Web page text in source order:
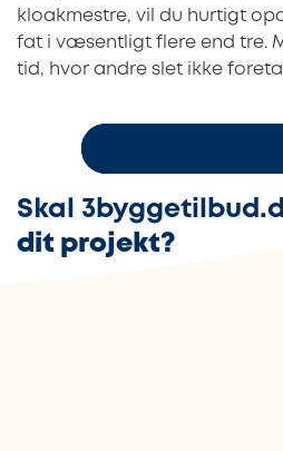
kloakmestre, vil du hurtigt
fat i væsentligt flere end tre.
tid, hvor andre slet ikke
Skal
dit projekt?